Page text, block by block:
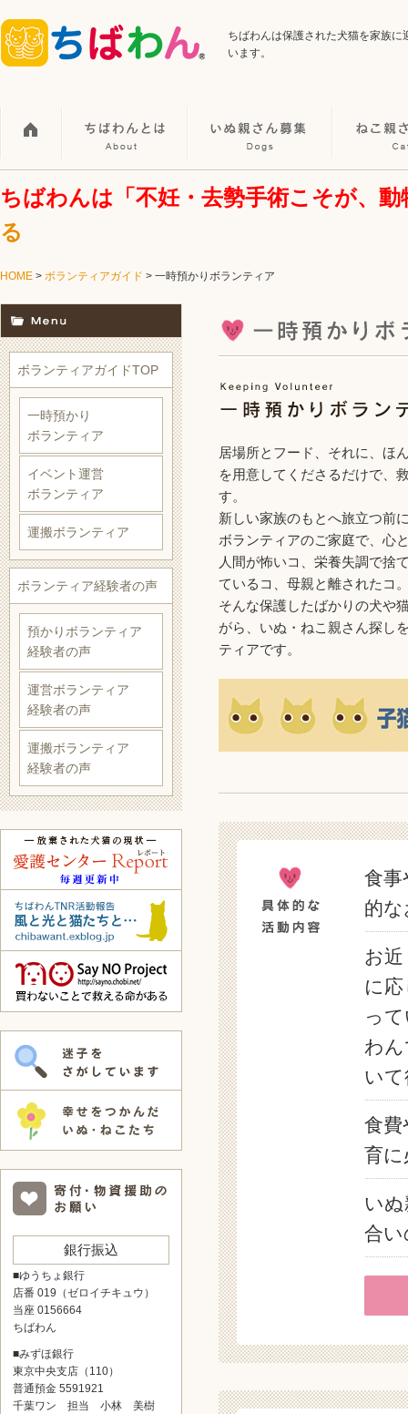
ちばわんは保護された犬猫を家族
います。
ちばわんは「不妊・去勢手術こそが、
る
HOME > ボランティアガイド > 一時預かりボランティア
居場所とフード、それに、ほ
を用意してくださるだけで、
す。
新しい家族のもとへ旅立つ前
ボランティアのご家庭で、心
人間が怖いコ、栄養失調で捨
ているコ、母親と離されたコ
そんな保護したばかりの犬や
がら、いぬ・ねこ親さん探し
ティアです。
食事
的
お
に
っ
わ
い
食費
育に
い
合
ボランティアガイドTOP
一時預かり
ボランティア
イベント運営
ボランティア
運搬ボランティア
ボランティア経験者の声
預かりボランティア
経験者の声
運営ボランティア
経験者の声
運搬ボランティア
経験者の声
銀行振込
■ゆうちょ銀行
店番 019（ゼロイチキュウ）
当座 0156664
ちばわん
■みずほ銀行
東京中央支店（110）
普通預金 5591921
千葉ワン 担当 小林 美樹